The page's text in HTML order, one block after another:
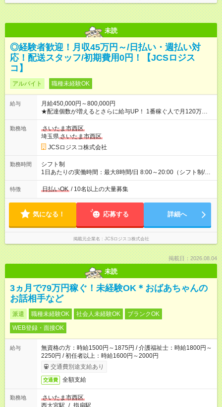
未読
◎経験者歓迎！月収45万円～/日払い・週払い対
応！配送スタッフ/初期費用0円！【JCSロジス
コ】
アルバイト 職種未経験OK
給与
月給450,000円～800,000円
★配達個数が増えるとさらに給与UP！ 1番稼ぐ人で月120万ほ
ど！ ・主要都市エリア 月収55万円／週5日稼働 月収65万~112
万円／週6日稼働 ・地方郊外エリア 月収40万円／週5日稼働 月
収40万円~50万円／週6日稼働 ＜モデルイメージ＞ ■月収50万
円 (27歳男性/江東区在住)※元建築関係 1日150個配達×25日勤務
(日休み) ■月収80万円(43歳男性/墨田区在住)※元営業 1日200個
勤務地
さいたま市西区
埼玉県さいたま市西区
JCSロジスコ株式会社
勤務時間
シフト制
1日あたりの実働時間：最大8時間/日 8:00～20:00（シフト制/実
働8時間） ※週5日勤務（場所次第では週4も有り） ※配達状況に
よって時間外での勤務可能性有り ※案件により多少の前後あり
特徴 日払いOK / 10名以上の大量募集
気になる！ 応募する 詳細へ
掲載元企業名 JCSロジスコ株式会社
掲載日：2026.08.04
未読
3ヵ月で79万円稼ぐ！未経験OK＊おばあちゃんの
お話相手など
派遣 職種未経験OK 社会人未経験OK
ブランクOK
WEB登録・面接OK
給与
無資格の方：時給1500円～1875円 / 介護福祉士：時給1800円～
2250円 / 初任者以上：時給1600円～2000円
交通費別途支給あり
交通費 全額支給
勤務地
さいたま市西区
西大宮駅 / 指扇駅